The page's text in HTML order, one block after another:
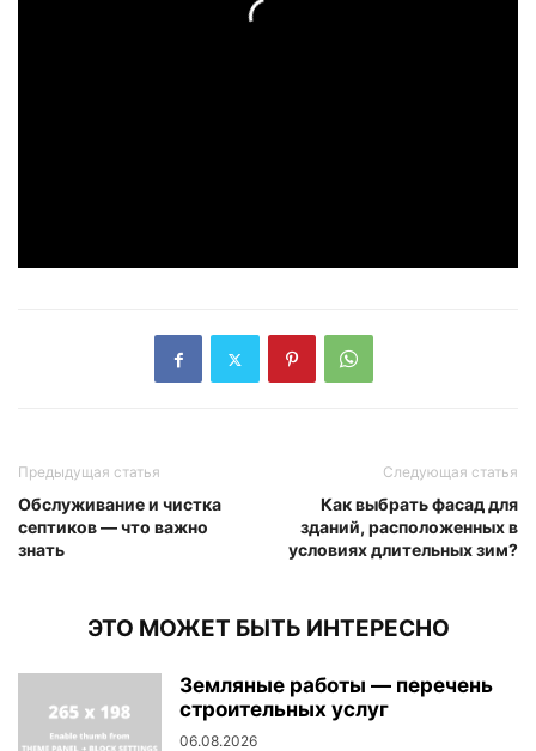
Предыдущая статья
Обслуживание и чистка
септиков — что важно
знать
Следующая статья
Как выбрать фасад для
зданий, расположенных в
условиях длительных зим?
ЭТО МОЖЕТ БЫТЬ ИНТЕРЕСНО
Земляные работы — перечень
строительных услуг
06.08.2026